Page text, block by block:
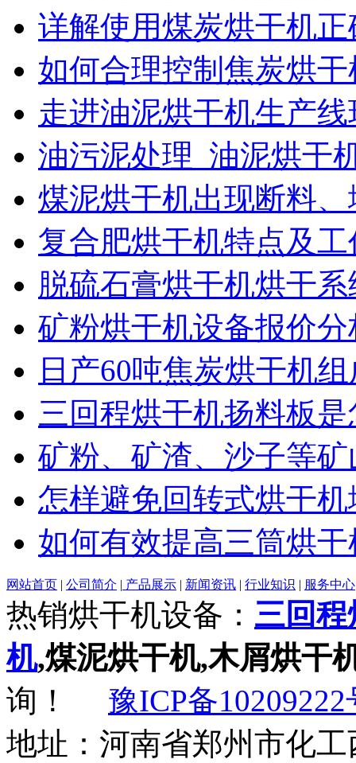
详解使用煤炭烘干机
如何合理控制焦炭烘
走进油泥烘干机生产线
油污泥处理_油泥烘干
煤泥烘干机出现断料
复合肥烘干机特点及
脱硫石膏烘干机烘干
矿粉烘干机设备报价
日产60吨焦炭烘干机
三回程烘干机扬料板
矿粉、矿渣、沙子等
怎样避免回转式烘干
如何有效提高三筒烘
网站首页 | 公司简介 | 产品展示 | 新闻资讯 | 行业知识 | 服务中心
热销烘干机设备： 三回
机,煤泥烘干机,木屑烘干
询！ 豫ICP备10209222
地址：河南省郑州市化